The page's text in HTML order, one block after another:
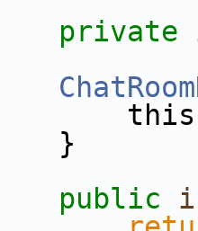
private
public